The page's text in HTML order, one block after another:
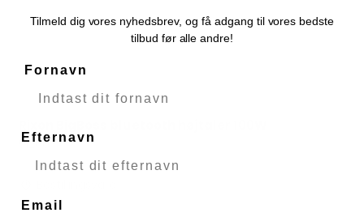
Rixon
51260
Tilmeld dig vores nyhedsbrev, og få adgang til vores bedste
tilbud før alle andre!
Fornavn
Efternavn
Email